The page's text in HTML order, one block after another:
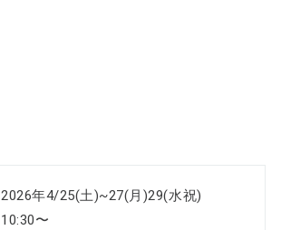
2026年4/25(土)~27(月)29(水祝)
10:30〜